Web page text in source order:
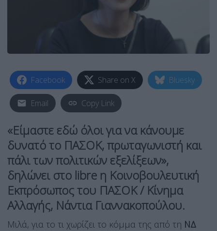
Facebook Share on X Bluesky
Email Copy Link
«Είμαστε εδώ όλοι για να κάνουμε
δυνατό το ΠΑΣΟΚ, πρωταγωνιστή και
πάλι των πολιτικών εξελίξεων»,
δηλώνει στο libre η Κοινοβουλευτική
Εκπρόσωπος του ΠΑΣΟΚ / Κίνημα
Αλλαγής, Νάντια Γιαννακοπούλου.
Μιλά, για το τι χωρίζει το κόμμα της από τη ΝΔ